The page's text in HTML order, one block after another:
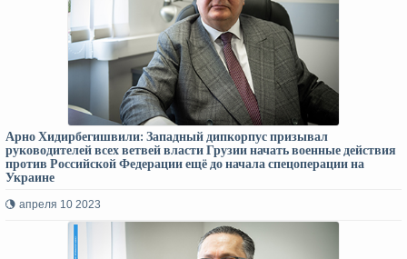
Арно Хидирбегишвили: Западный дипкорпус призывал
руководителей всех ветвей власти Грузии начать военные действия
против Российской Федерации ещё до начала спецоперации на
Украине
апреля 10 2023